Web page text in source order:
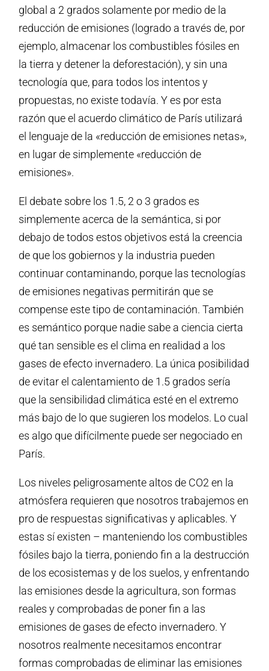
global a 2 grados solamente por medio de la
reducción de emisiones (logrado a través de, por
ejemplo, almacenar los combustibles fósiles en
la tierra y detener la deforestación), y sin una
tecnología que, para todos los intentos y
propuestas, no existe todavía. Y es por esta
razón que el acuerdo climático de París utilizará
el lenguaje de la «reducción de emisiones netas»,
en lugar de simplemente «reducción de
emisiones».
El debate sobre los 1.5, 2 o 3 grados es
simplemente acerca de la semántica, si por
debajo de todos estos objetivos está la creencia
de que los gobiernos y la industria pueden
continuar contaminando, porque las tecnologías
de emisiones negativas permitirán que se
compense este tipo de contaminación. También
es semántico porque nadie sabe a ciencia cierta
qué tan sensible es el clima en realidad a los
gases de efecto invernadero. La única posibilidad
de evitar el calentamiento de 1.5 grados sería
que la sensibilidad climática esté en el extremo
más bajo de lo que sugieren los modelos. Lo cual
es algo que difícilmente puede ser negociado en
París.
Los niveles peligrosamente altos de CO2 en la
atmósfera requieren que nosotros trabajemos en
pro de respuestas significativas y aplicables. Y
estas sí existen – manteniendo los combustibles
fósiles bajo la tierra, poniendo fin a la destrucción
de los ecosistemas y de los suelos, y enfrentando
las emisiones desde la agricultura, son formas
reales y comprobadas de poner fin a las
emisiones de gases de efecto invernadero. Y
nosotros realmente necesitamos encontrar
formas comprobadas de eliminar las emisiones